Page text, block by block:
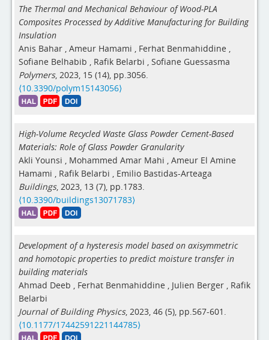
The Thermal and Mechanical Behaviour of Wood-PLA
Composites Processed by Additive Manufacturing for Building
Insulation
Anis Bahar , Ameur Hamami , Ferhat Benmahiddine ,
Sofiane Belhabib , Rafik Belarbi , Sofiane Guessasma
Polymers, 2023, 15 (14), pp.3056.
⟨10.3390/polym15143056⟩
High-Volume Recycled Waste Glass Powder Cement-Based
Materials: Role of Glass Powder Granularity
Akli Younsi , Mohammed Amar Mahi , Ameur El Amine
Hamami , Rafik Belarbi , Emilio Bastidas-Arteaga
Buildings, 2023, 13 (7), pp.1783.
⟨10.3390/buildings13071783⟩
Development of a hysteresis model based on axisymmetric
and homotopic properties to predict moisture transfer in
building materials
Ahmad Deeb , Ferhat Benmahiddine , Julien Berger , Rafik
Belarbi
Journal of Building Physics, 2023, 46 (5), pp.567-601.
⟨10.1177/17442591221144785⟩